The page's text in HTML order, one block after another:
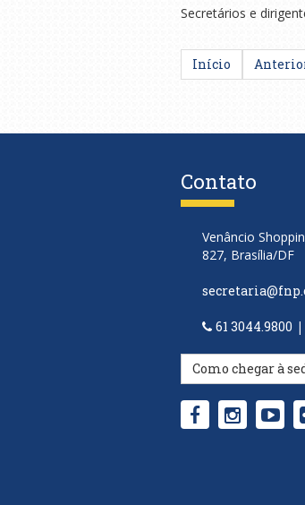
Secretários e
Início
Contato
Venâncio
827, Brasília/DF
61 3044.9800 |
Como chegar à